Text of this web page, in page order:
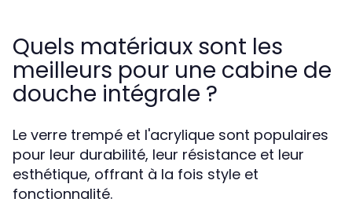
Quels matériaux sont les
meilleurs pour une cabine de
douche intégrale ?
Le verre trempé et l'acrylique sont populaires
pour leur durabilité, leur résistance et leur
esthétique, offrant à la fois style et
fonctionnalité.